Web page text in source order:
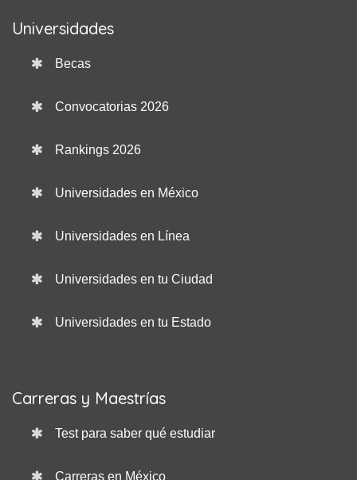
Universidades
Becas
Convocatorias 2026
Rankings 2026
Universidades en México
Universidades en Línea
Universidades en tu Ciudad
Universidades en tu Estado
Carreras y Maestrías
Test para saber qué estudiar
Carreras en México